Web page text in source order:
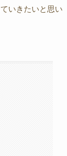
いきたいと思い